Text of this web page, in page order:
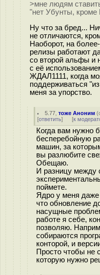
>мне людям
"нет Убунты, кроме
Ну что за бред...
не отличаются,
Наоборот, на
релизы работают
со второй альфы и
с её
ЖДАЛ1111, когда
поддерживаться
меня за упорство.
5.77 ,тоже Аноним (
[ответить] [к
Когда вам нужно
бесперебойную
машин, за
вы разлюбите
Обещаю.
И разницу между
поймете.
Ядро у меня
что обновление
насущные
работе я себе,
позволяю.
собираются
конторой, и
Просто чтобы не
которую нужно